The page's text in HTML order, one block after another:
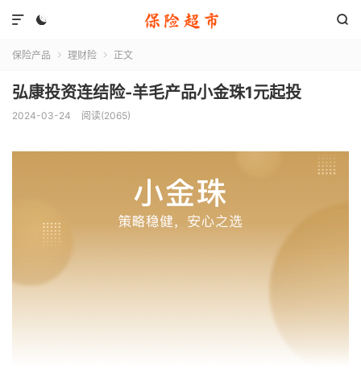
 

保险产品  理财险  正文
弘康投资连结险-羊毛产品小金珠1元起投
2024-03-24 阅读(2065)